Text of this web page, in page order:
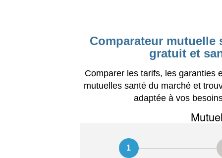
Comparateur mutuelle
gratuit et
Comparer les tarifs, les garanties
mutuelles santé du marché et
adaptée à vos